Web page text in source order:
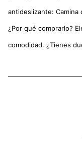
antideslizante:
¿Por qué comprarlo?
comodidad. ¿Tienes